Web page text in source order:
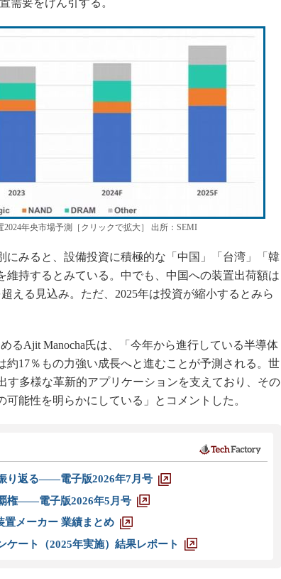
需要をけん引する。
年央市場予測［クリックで拡大］ 出所：SEMI
みると、設備投資に積極的な「中国」「台湾」「韓
維持するとみている。中でも、中国への装置出荷額は
える見込み。ただ、2025年は投資が縮小するとみら
るAjit Manocha氏は、「今年から進行している半導体
約17％もの力強い成長へと進むことが予測される。世
す多様な革新的アプリケーションを支えており、その
能性を明らかにしている」とコメントした。
り返る――電子版2026年7月号
権――電子版2026年5月号
置メーカー 業績まとめ
ート（2025年実施）結果レポート